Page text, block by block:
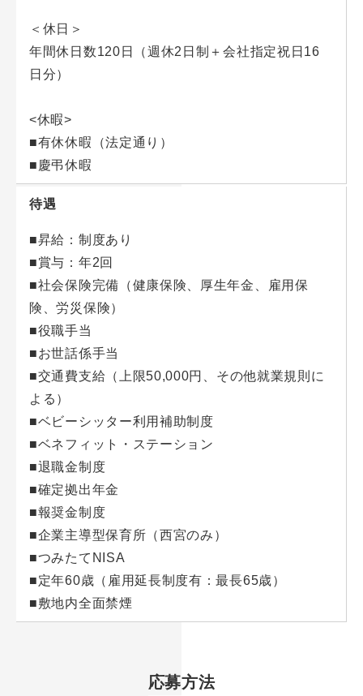
＜休日＞
年間休日数120日（週休2日制＋会社指定祝日16
日分）
<休暇>
■有休休暇（法定通り）
■慶弔休暇
待遇
■昇給：制度あり
■賞与：年2回
■社会保険完備（健康保険、厚生年金、雇用保
険、労災保険）
■役職手当
■お世話係手当
■交通費支給（上限50,000円、その他就業規則に
よる）
■ベビーシッター利用補助制度
■ベネフィット・ステーション
■退職金制度
■確定拠出年金
■報奨金制度
■企業主導型保育所（西宮のみ）
■つみたてNISA
■定年60歳（雇用延長制度有：最長65歳）
■敷地内全面禁煙
応募方法